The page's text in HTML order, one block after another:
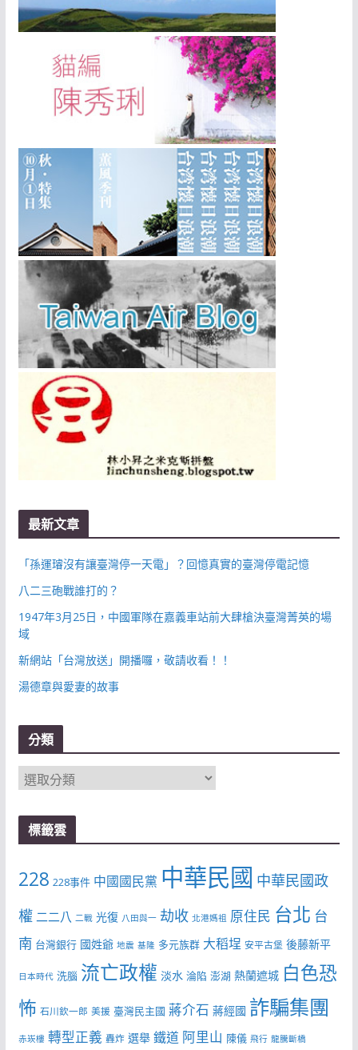
最新文章
「孫運璿沒有讓臺灣停一天電」？回憶真實的臺灣停電記憶
八二三砲戰誰打的？
1947年3月25日，中國軍隊在嘉義車站前大肆槍決臺灣菁英的場
域
新網站「台灣放送」開播囉，敬請收看！！
湯德章與愛妻的故事
分類
分
類
標籤雲
228 228事件 中國國民黨 中華民國 中華民國政
權 二二八 二戰 光復 八田與一 劫收 北港媽祖 原住民 台北 台
南 台灣銀行 國姓爺 地震 基隆 多元族群 大稻埕 安平古堡 後藤新平
日本時代 洗腦 流亡政權 淡水 淪陷 澎湖 熱蘭遮城 白色恐
怖 石川欽一郎 美援 臺灣民主國 蔣介石 蔣經國 詐騙集團
赤崁樓 轉型正義 轟炸 選舉 鐵道 阿里山 陳儀 飛行 龍騰斷橋